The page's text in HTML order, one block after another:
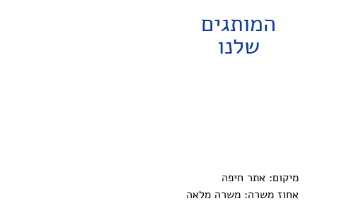
המותגים
שלנו
מיקום: אתר חיפה
אחוז משרה: משרה מלאה